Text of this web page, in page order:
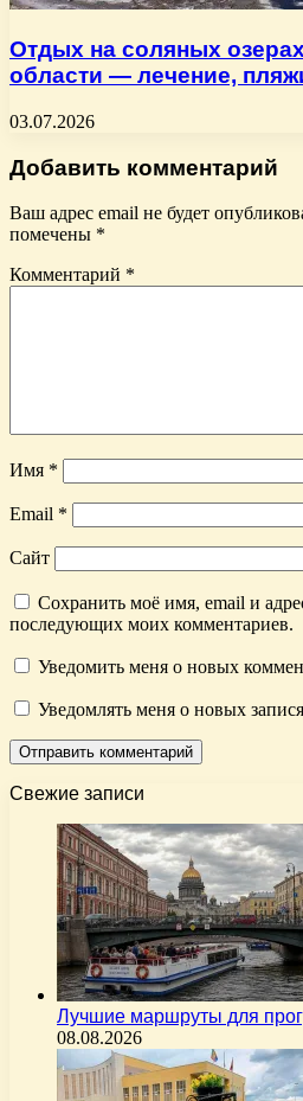
Отдых на соляных
области — лечение,
03.07.2026
Добавить комментарий
Ваш адрес email не будет
помечены *
Комментарий *
Имя *
Email *
Сайт
Сохранить моё имя, email и
последующих моих комментариев.
Уведомить меня о новых
Уведомлять меня о новых
Свежие записи
Лучшие маршруты для
08.08.2026